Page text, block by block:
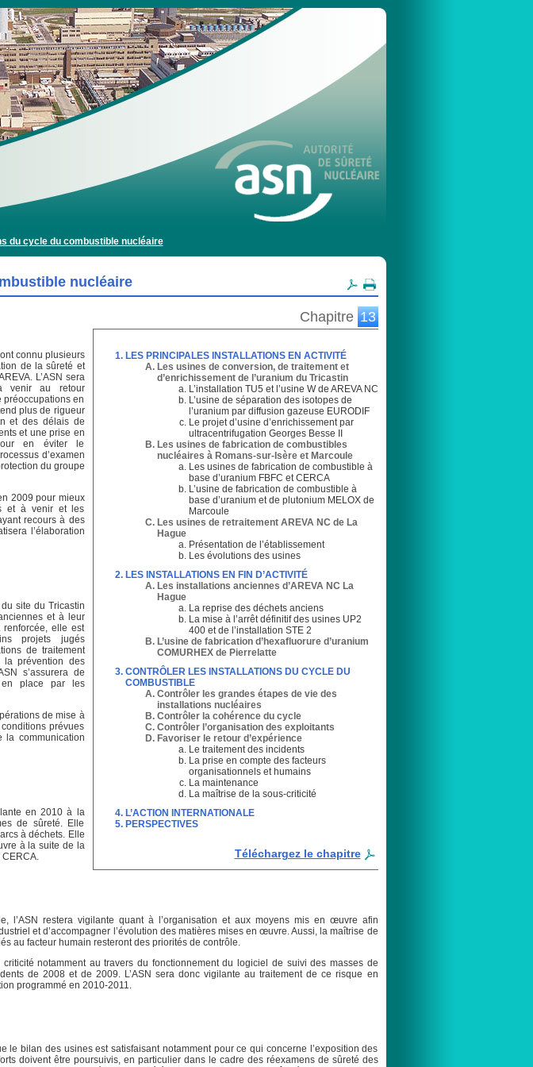
du cycle du combustible nucléaire
nucléaire
Chapitre 13
LES PRINCIPALES INSTALLATIONS EN ACTIVITÉ
Les usines de conversion, de traitement et
d’enrichissement de l’uranium du Tricastin
L’installation TU5 et l’usine W de AREVA NC
L’usine de séparation des isotopes de
l’uranium par diffusion gazeuse EURODIF
Le projet d’usine d’enrichissement par
ultracentrifugation Georges Besse II
Les usines de fabrication de combustibles
nucléaires à Romans-sur-Isère et Marcoule
Les usines de fabrication de combustible à
base d’uranium FBFC et CERCA
L’usine de fabrication de combustible à
base d’uranium et de plutonium MELOX de
Marcoule
Les usines de retraitement AREVA NC de La
Hague
Présentation de l’établissement
Les évolutions des usines
LES INSTALLATIONS EN FIN D’ACTIVITÉ
Les installations anciennes d’AREVA NC La
Hague
La reprise des déchets anciens
La mise à l’arrêt définitif des usines UP2
400 et de l’installation STE 2
L’usine de fabrication d’hexafluorure d’uranium
COMURHEX de Pierrelatte
CONTRÔLER LES INSTALLATIONS DU CYCLE DU
COMBUSTIBLE
Contrôler les grandes étapes de vie des
installations nucléaires
Contrôler la cohérence du cycle
Contrôler l’organisation des exploitants
Favoriser le retour d’expérience
Le traitement des incidents
La prise en compte des facteurs
organisationnels et humains
La maintenance
La maîtrise de la sous-criticité
L’ACTION INTERNATIONALE
PERSPECTIVES
Téléchargez le chapitre
connu plusieurs
de la sûreté et
L’ASN sera
venir au retour
préoccupations en
plus de rigueur
et des délais de
et une prise en
en éviter le
d’examen
du groupe
2009 pour mieux
et à venir et les
recours à des
l’élaboration
site du Tricastin
et à leur
elle est
projets jugés
de traitement
prévention des
s’assurera de
en place par les
de mise à
prévues
la communication
en 2010 à la
de sûreté. Elle
à déchets. Elle
à la suite de la
l’ASN restera vigilante quant à l’organisation et aux moyens mis en œuvre afin
et d’accompagner l’évolution des matières mises en œuvre. Aussi, la maîtrise de
au facteur humain ­resteront des priorités de contrôle.
notamment au travers du fonctionnement du logiciel de suivi des masses de
de 2008 et de 2009. L’ASN sera donc vigilante au traitement de ce risque en
programmé en 2010-2011.
le bilan des usines est satisfaisant notamment pour ce qui concerne l’exposition des
doivent être poursuivis, en particulier dans le cadre des réexamens de sûreté des